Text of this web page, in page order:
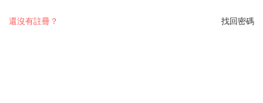
找回密碼
還沒有註冊？